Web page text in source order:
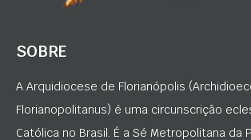
SOBRE
A Arquidiocese de Florianópolis
Florianopolitanus) é uma circunscrição
Católica no Brasil. É a Sé Metropolitana da